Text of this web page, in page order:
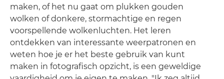
maken, of het nu gaat om plukken gouden
wolken of donkere, stormachtige en regen
voorspellende wolkenluchten. Het leren
ontdekken van interessante weerpatronen en
weten hoe je er het beste gebruik van kunt
maken in fotografisch opzicht, is een geweldige